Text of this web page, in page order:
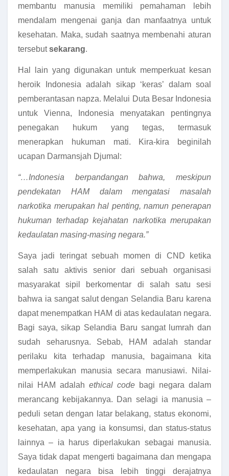
membantu manusia memiliki pemahaman lebih
mendalam mengenai ganja dan manfaatnya untuk
kesehatan. Maka, sudah saatnya membenahi aturan
tersebutsekarang.
Hal lain yang digunakan untuk memperkuat kesan
heroik Indonesia adalah sikap ‘keras’ dalam soal
pemberantasan napza. Melalui Duta Besar Indonesia
untuk Vienna, Indonesia menyatakan pentingnya
penegakan hukum yang tegas, termasuk
menerapkan hukuman mati. Kira-kira beginilah
ucapan Darmansjah Djumal:
“…Indonesia berpandangan bahwa, meskipun
pendekatan HAM dalam mengatasi masalah
narkotika merupakan hal penting, namun penerapan
hukuman terhadap kejahatan narkotika merupakan
kedaulatan masing-masing negara.”
Saya jadi teringat sebuah momen di CND ketika
salah satu aktivis senior dari sebuah organisasi
masyarakat sipil berkomentar di salah satu sesi
bahwa ia sangat salut dengan Selandia Baru karena
dapat menempatkan HAM di atas kedaulatan negara.
Bagi saya, sikap Selandia Baru sangat lumrah dan
sudah seharusnya. Sebab, HAM adalah standar
perilaku kita terhadap manusia, bagaimana kita
memperlakukan manusia secara manusiawi. Nilai-
nilai HAM adalah ethical code bagi negara dalam
merancang kebijakannya. Dan selagi ia manusia –
peduli setan dengan latar belakang, status ekonomi,
kesehatan, apa yang ia konsumsi, dan status-status
lainnya – ia harus diperlakukan sebagai manusia.
Saya tidak dapat mengerti bagaimana dan mengapa
kedaulatan negara bisa lebih tinggi derajatnya